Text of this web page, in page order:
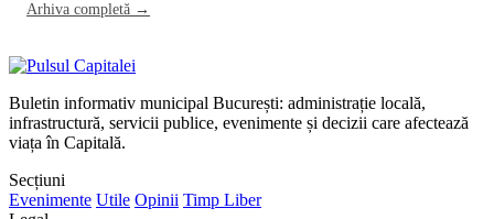
Arhiva completă →
Buletin informativ municipal București: administrație locală,
infrastructură, servicii publice, evenimente și decizii care afectează
viața în Capitală.
Secțiuni
Evenimente Utile Opinii Timp Liber